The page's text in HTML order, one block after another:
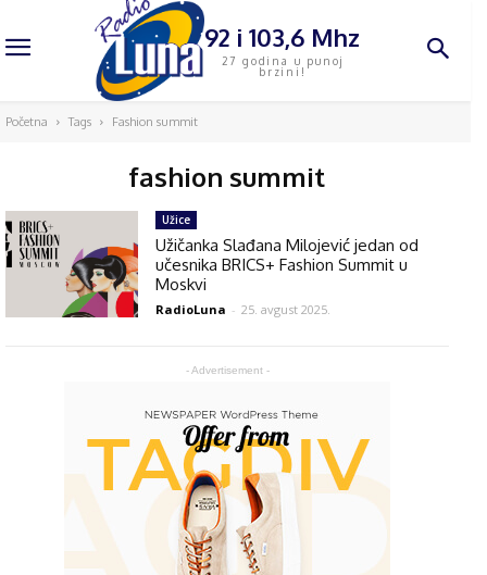
92 i 103,6 Mhz
27 godina u punoj
brzini!
Početna Tags Fashion summit
fashion summit
- Advertisement -
Užice
Užičanka Slađana Milojević jedan od
učesnika BRICS+ Fashion Summit u
Moskvi
RadioLuna - 25. avgust 2025.